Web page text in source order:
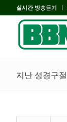
실시간 방송듣기
지난 성경구절